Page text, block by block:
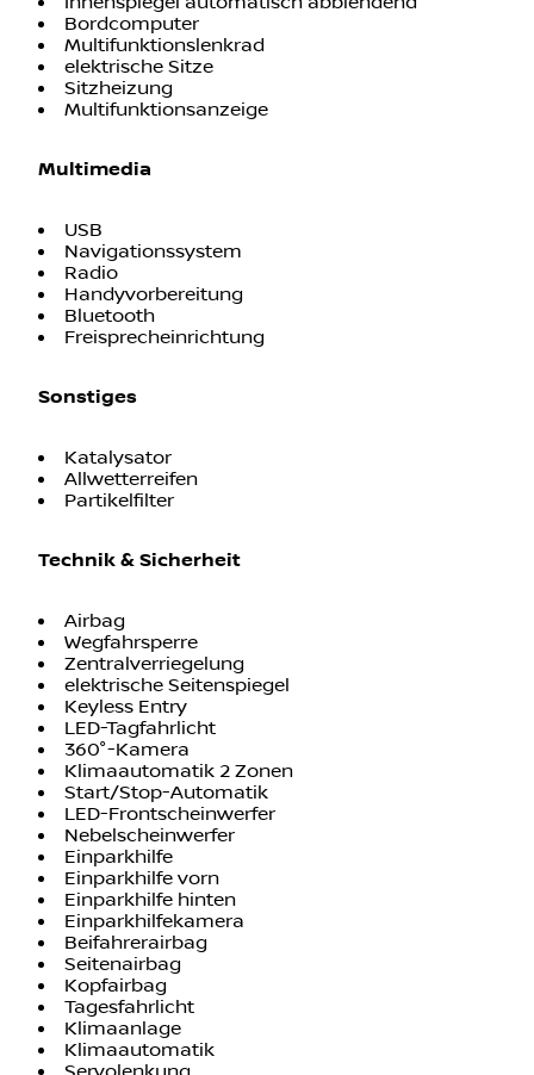
Touchscreen
Lederlenkrad
Raucherpaket
Innenspiegel automatisch abblendend
Bordcomputer
Multifunktionslenkrad
Multifunktionsanzeige
Multimedia
USB
Navigationssystem
Radio
Freisprecheinrichtung
Sonstiges
Partikelfilter
Technik & Sicherheit
Airbag
Wegfahrsperre
Zentralverriegelung
elektrische Seitenspiegel
Keyless Entry
LED-Tagfahrlicht
360°-Kamera
Klimaautomatik 2 Zonen
Start/Stop-Automatik
LED-Frontscheinwerfer
Nebelscheinwerfer
Einparkhilfe
Einparkhilfe vorn
Einparkhilfe hinten
Einparkhilfekamera
Beifahrerairbag
Seitenairbag
Kopfairbag